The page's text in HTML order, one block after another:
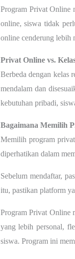
Program Privat Online
online, siswa tidak
online cenderung lebih
Privat Online vs.
Berbeda dengan kelas
mendalam dan
kebutuhan pribadi,
Bagaimana Memilih
Memilih program
diperhatikan dalam
Sebelum mendaftar,
itu, pastikan platform
Program Privat Online
yang lebih personal,
siswa. Program ini